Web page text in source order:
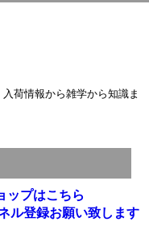
荷情報から雑学から知識ま
ップはこちら
ル登録お願い致します